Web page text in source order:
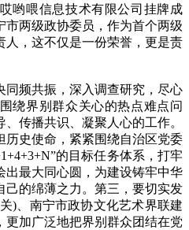
哟喂信息技术有限公司挂牌成
市两级政协委员，作为首个两级
人，这不仅是一份荣誉，更是责
频共振，深入调查研究，尽心
绕界别群众关心的热点难点问
传播共识、凝聚人心的工作。
历史使命，紧紧围绕自治区党委
的目标任务体系，打牢
出最大同心圆，为建设铸牢中华
己的绵薄之力。第三，要切实发
)、南宁市政协文化艺术界联建
更加广泛地把界别群众团结在党